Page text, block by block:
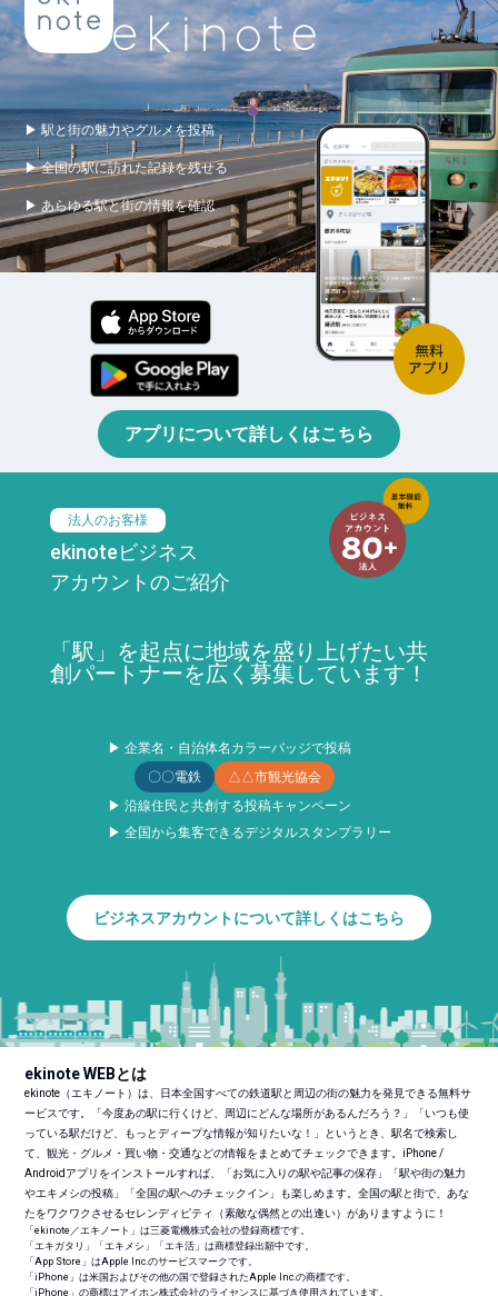
▶ 駅と街の魅力やグルメを投稿
▶ 全国の駅に訪れた記録を残せる
▶ あらゆる駅と街の情報を確認
アプリについて詳しくはこちら
法人のお客様
ekinoteビジネス
アカウントのご紹介
「駅」を起点に地域を盛り上げたい共
創パートナーを広く募集しています！
▶ 企業名・自治体名カラーバッジで投稿
〇〇電鉄
△△市観光協会
▶ 沿線住民と共創する投稿キャンペーン
▶ 全国から集客できるデジタルスタンプラリー
ビジネスアカウントについて詳しくはこちら
ekinote WEBとは
ekinote（エキノート）は、日本全国すべての鉄道駅と周辺の街の魅力を発見できる無料サ
ービスです。「今度あの駅に行くけど、周辺にどんな場所があるんだろう？」「いつも使
っている駅だけど、もっとディープな情報が知りたいな！」というとき、駅名で検索し
て、観光・グルメ・買い物・交通などの情報をまとめてチェックできます。iPhone /
Androidアプリをインストールすれば、「お気に入りの駅や記事の保存」「駅や街の魅力
やエキメシの投稿」「全国の駅へのチェックイン」も楽しめます。全国の駅と街で、あな
たをワクワクさせるセレンディピティ（素敵な偶然との出逢い）がありますように！
「ekinote／エキノート」は三菱電機株式会社の登録商標です。
「エキガタリ」「エキメシ」「エキ活」は商標登録出願中です。
「App Store」はApple Inc.のサービスマークです。
「iPhone」は米国およびその他の国で登録されたApple Inc.の商標です。
「iPhone」の商標はアイホン株式会社のライセンスに基づき使用されています。